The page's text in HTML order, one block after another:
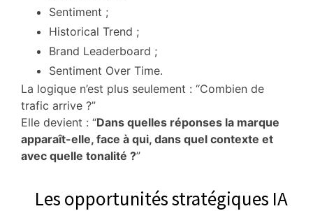
Sentiment ;
Historical Trend ;
Brand Leaderboard ;
Sentiment Over Time.
La logique n’est plus seulement : “Combien de
trafic arrive ?”
Elle devient : “Dans quelles réponses la marque
apparaît-elle, face à qui, dans quel contexte et
avec quelle tonalité ?”
Les opportunités stratégiques IA